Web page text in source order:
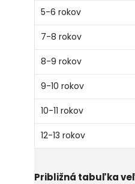
5-6 rokov
7-8 rokov
8-9 rokov
9-10 rokov
10-11 rokov
12-13 rokov
Približná tabuľka